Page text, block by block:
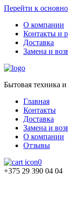
Перейти к
О компании
Контакты и
Доставка
Замена и
Бытовая техника
Главная
Контакты
Доставка
Замена и
О компании
Отзывы
0
+375 29 390 04 04